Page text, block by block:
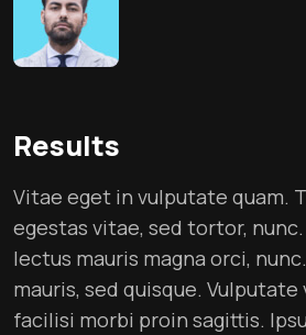
Results
Vitae eget in vulputate quam.
egestas vitae, sed tortor, nunc.
lectus mauris magna orci,
mauris, sed quisque.
facilisi morbi proin sagittis.